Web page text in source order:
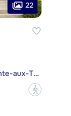
22
Montréal (Rivière-des-Prairies/Pointe-aux-Trembles)
?